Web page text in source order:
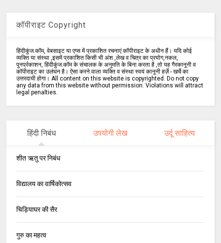
कॉपीराइट Copyright
हिंदीकुंज.कॉम, वेबसाइट या एप्स में प्रकाशित रचनाएं कॉपीराइट के अधीन हैं। यदि कोई
व्यक्ति या संस्था ,इसमें प्रकाशित किसी भी अंश ,लेख व चित्र का प्रयोग,नकल,
पुनर्प्रकाशन, हिंदीकुंज.कॉम के संचालक के अनुमति के बिना करता है ,तो यह गैरकानूनी व
कॉपीराइट का उलंघन है। ऐसा करने वाला व्यक्ति व संस्था स्वयं कानूनी हर्ज़े - खर्चे का
उत्तरदायी होगा। All content on this website is copyrighted. Do not copy
any data from this website without permission. Violations will attract
legal penalties.
हिंदी निबंध उपयोगी लेख उर्दू साहित्य
शीत ऋतु पर निबंध
विद्यालय का वार्षिकोत्सव
चिड़ियाघर की सैर
गुरु का महत्व